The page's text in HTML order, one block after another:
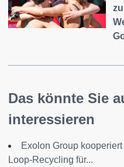
Das könnte Sie
interessieren
Exolon Group
Loop-Recycling für...